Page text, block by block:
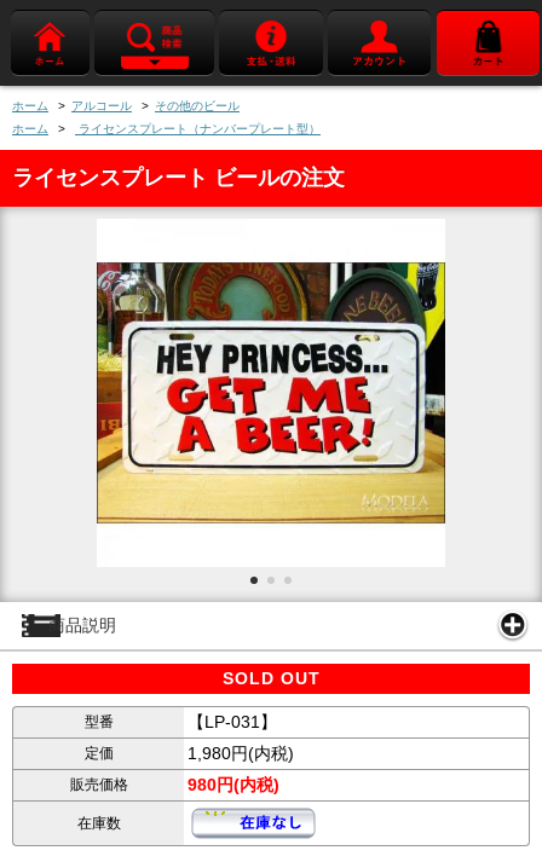
ホーム > アルコール > その他のビール
ホーム
> ライセンスプレート（ナンバープレート型）
ライセンスプレート ビールの注文
商品説明
SOLD OUT
型番 【LP-031】
定価 1,980円(内税)
販売価格 980円(内税)
在庫数